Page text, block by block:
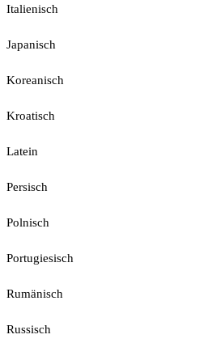
Italienisch
Japanisch
Koreanisch
Kroatisch
Latein
Persisch
Polnisch
Portugiesisch
Rumänisch
Russisch